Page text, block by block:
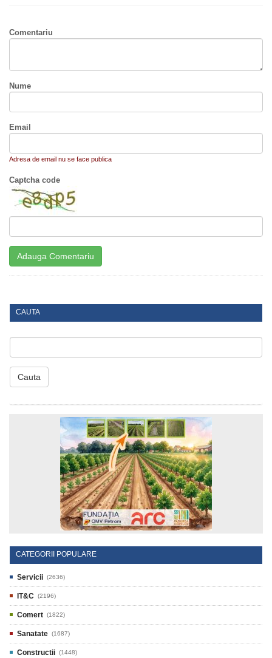
Comentariu
Nume
Email
Adresa de email nu se face publica
Captcha code
CAUTA
Cauta
CATEGORII POPULARE
Servicii (2636)
IT&C (2196)
Comert (1822)
Sanatate (1687)
Constructii (1448)